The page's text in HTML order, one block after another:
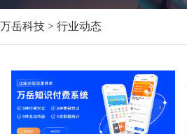
万岳科技 > 行业动态